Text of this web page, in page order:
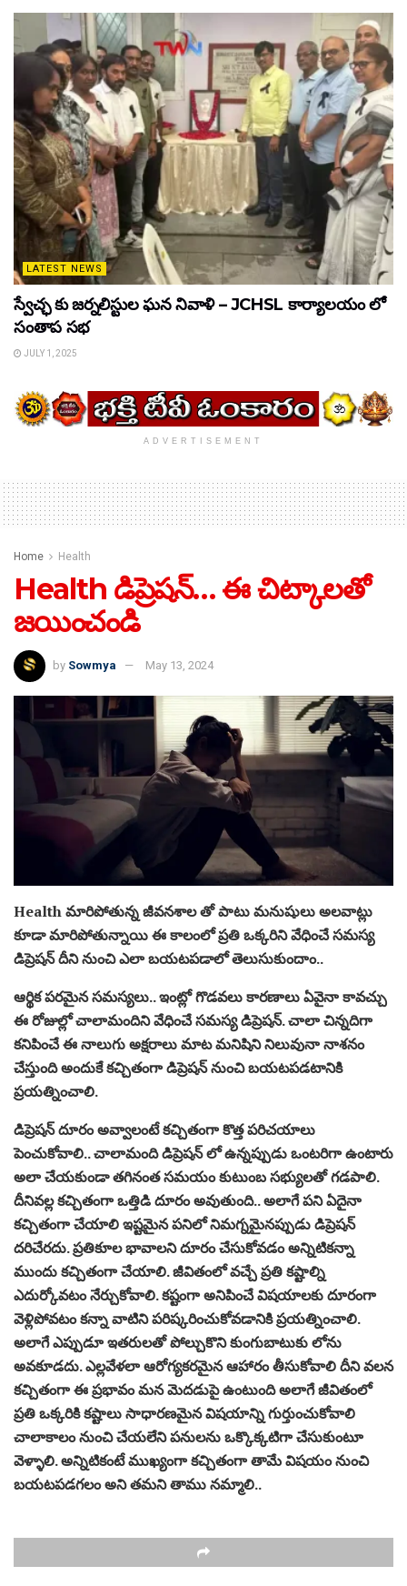
LATEST NEWS
స్వేచ్ఛ కు జర్నలిస్టుల ఘన నివాళి – JCHSL కార్యాలయం లో
సంతాప సభ
JULY 1, 2025
ADVERTISEMENT
Home Health
Health డిప్రెషన్‌… ఈ చిట్కాలతో
జయించండి
by Sowmya May 13, 2024
Health మారిపోతున్న జీవనశాల తో పాటు మనుషులు అలవాట్లు
కూడా మారిపోతున్నాయి ఈ కాలంలో ప్రతి ఒక్కరిని వేధించే సమస్య
డిప్రెషన్ దీని నుంచి ఎలా బయటపడాలో తెలుసుకుందాం..
ఆర్థిక పరమైన సమస్యలు.. ఇంట్లో గొడవలు కారణాలు ఏవైనా కావచ్చు
ఈ రోజుల్లో చాలామందిని వేధించే సమస్య డిప్రెషన్. చాలా చిన్నదిగా
కనిపించే ఈ నాలుగు అక్షరాలు మాట మనిషిని నిలువునా నాశనం
చేస్తుంది అందుకే కచ్చితంగా డిప్రెషన్ నుంచి బయటపడటానికి
ప్రయత్నించాలి.
డిప్రెషన్ దూరం అవ్వాలంటే కచ్చితంగా కొత్త పరిచయాలు
పెంచుకోవాలి.. చాలామంది డిప్రెషన్ లో ఉన్నప్పుడు ఒంటరిగా ఉంటారు
అలా చేయకుండా తగినంత సమయం కుటుంబ సభ్యులతో గడపాలి.
దీనివల్ల కచ్చితంగా ఒత్తిడి దూరం అవుతుంది.. అలాగే పని ఏదైనా
కచ్చితంగా చేయాలి ఇష్టమైన పనిలో నిమగ్నమైనప్పుడు డిప్రెషన్
దరిచేరదు. ప్రతికూల భావాలని దూరం చేసుకోవడం అన్నిటికన్నా
ముందు కచ్చితంగా చేయాలి. జీవితంలో వచ్చే ప్రతి కష్టాల్ని
ఎదుర్కోవటం నేర్చుకోవాలి. కష్టంగా అనిపించే విషయాలకు దూరంగా
వెళ్లిపోవటం కన్నా వాటిని పరిష్కరించుకోవడానికి ప్రయత్నించాలి.
అలాగే ఎప్పుడూ ఇతరులతో పోల్చుకొని కుంగుబాటుకు లోను
అవకూడదు. ఎల్లవేళలా ఆరోగ్యకరమైన ఆహారం తీసుకోవాలి దీని వలన
కచ్చితంగా ఈ ప్రభావం మన మెదడుపై ఉంటుంది అలాగే జీవితంలో
ప్రతి ఒక్కరికి కష్టాలు సాధారణమైన విషయాన్ని గుర్తుంచుకోవాలి
చాలాకాలం నుంచి చేయలేని పనులను ఒక్కొక్కటిగా చేసుకుంటూ
వెళ్ళాలి. అన్నిటికంటే ముఖ్యంగా కచ్చితంగా తామే విషయం నుంచి
బయటపడగలం అని తమని తాము నమ్మాలి..